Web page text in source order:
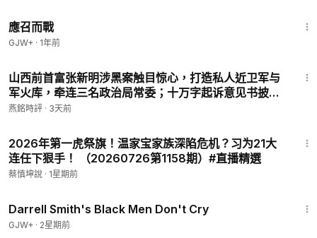
B
经典金曲馆藏Ⅰ：
Kq
應召而戰
GJW+ · 1年前
山西前首富张新明涉黑案触目惊心，打造私人近卫军与
军火库，牵连三名政治局常委；十万字起诉意见书披露
张新明暴力帝国黑幕……【#红朝秘闻-70】
燕銘時評 · 3天前
2026年第一虎祭旗！温家宝家族深陷危机？习为21大
连任下狠手！ （20260726第1158期）#直播精選
蔡慎坤說 · 1星期前
Darrell Smith's Black Men Don't Cry
GJW+ · 2星期前